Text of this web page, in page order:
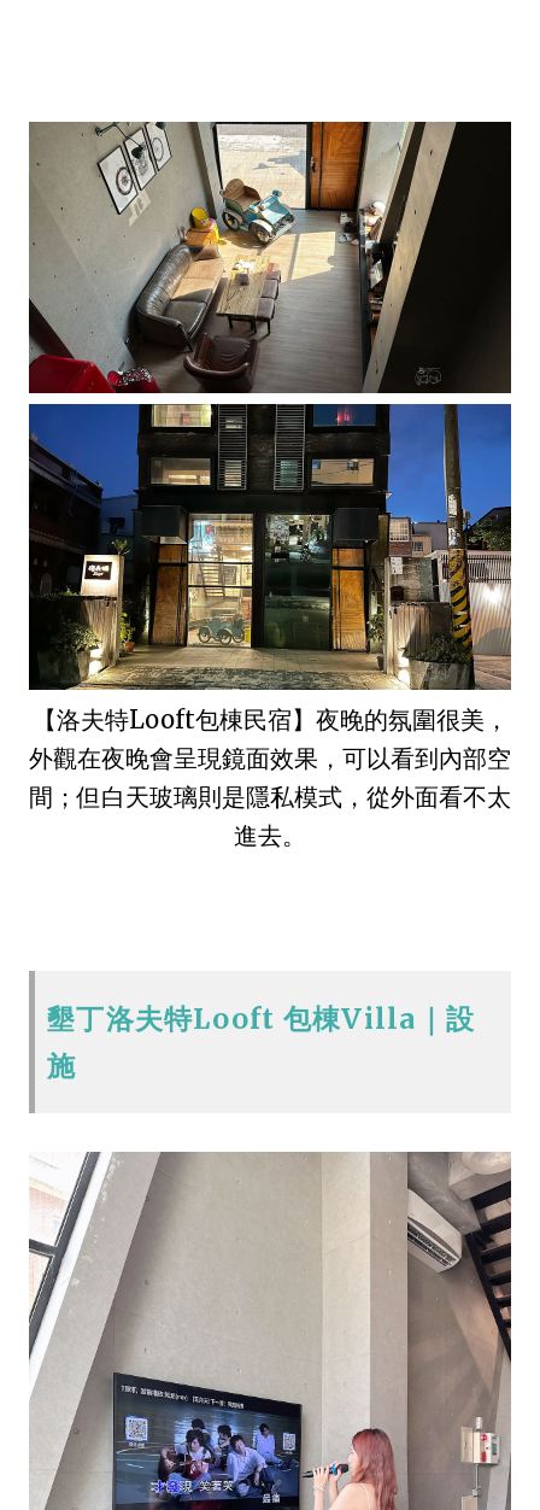
【洛夫特Looft包棟民宿】夜晚的氛圍很美，
外觀在夜晚會呈現鏡面效果，可以看到內部空
間；但白天玻璃則是隱私模式，從外面看不太
進去。
墾丁洛夫特Looft 包棟Villa｜設
施